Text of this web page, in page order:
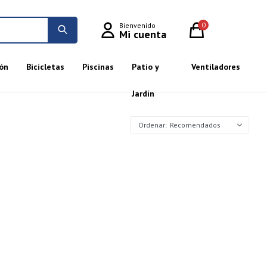
Bicicletas Piscinas Patio y
Jardín
Ventiladores
0
Recomendados